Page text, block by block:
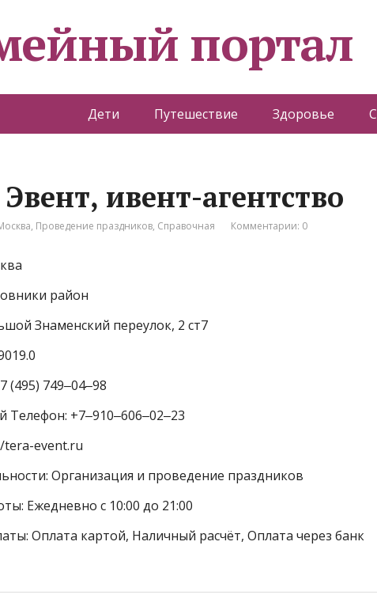
портал
Дети Путешествие Здоровье
ивент-агентство
, Проведение праздников, Справочная Комментарии: 0
район
Знаменский переулок, 2 ст7
(495) 749‒04‒98
+7‒910‒606‒02‒23
event.ru
Организация и проведение праздников
Ежедневно с 10:00 до 21:00
Оплата картой, Наличный расчёт, Оплата через банк